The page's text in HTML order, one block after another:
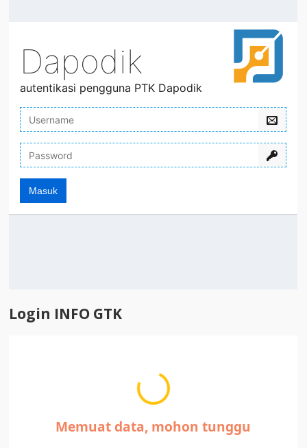
Login INFO GTK